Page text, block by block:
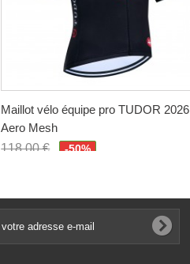
Maillot vélo équipe pro TUDOR 2026
Aero Mesh
118,00 €
-50%